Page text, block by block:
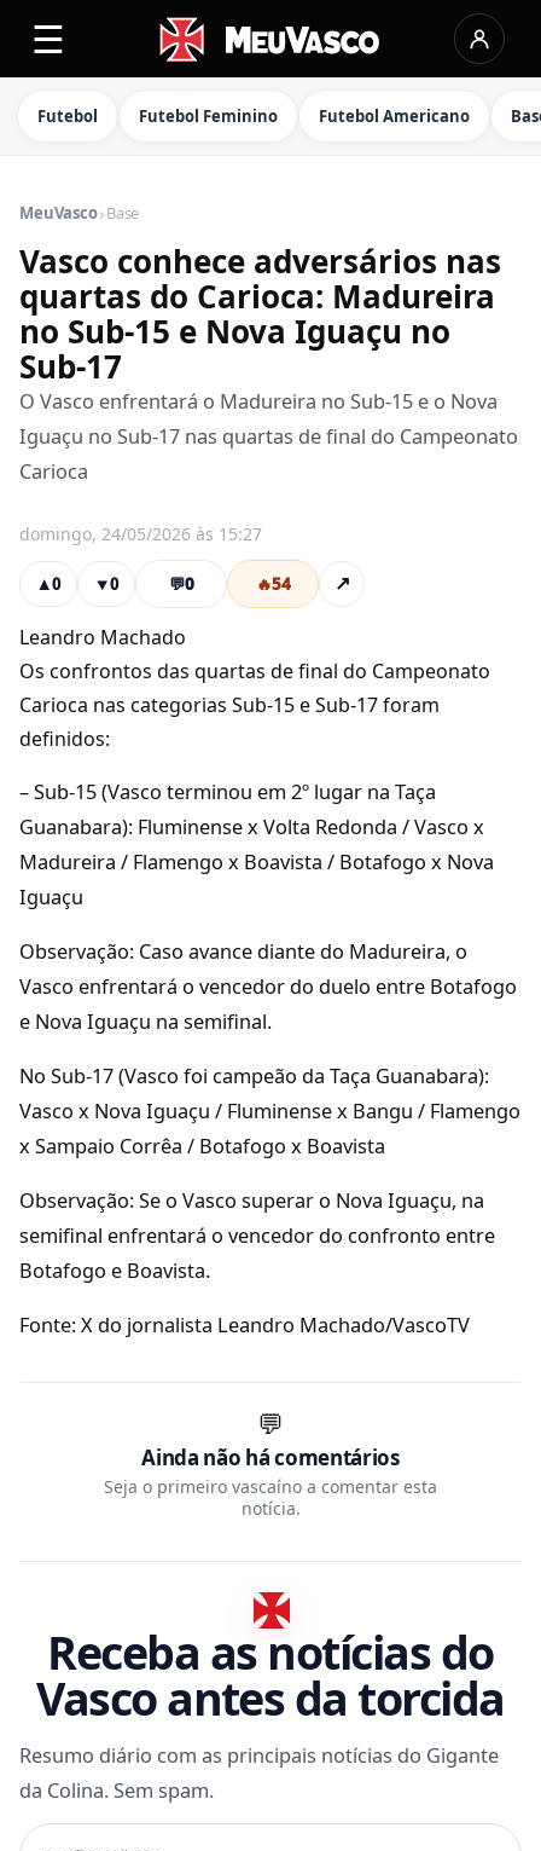
☰
Futebol Futebol Feminino Futebol Americano
MeuVasco›Base
Vasco conhece adversários nas
quartas do Carioca: Madureira
no Sub-15 e Nova Iguaçu no
Sub-17
O Vasco enfrentará o Madureira no Sub-15 e o Nova
Iguaçu no Sub-17 nas quartas de final do Campeonato
Carioca
domingo, 24/05/2026 às 15:27
▲0 ▼0 💬0 🔥54 ↗
Leandro Machado
Os confrontos das quartas de final do Campeonato
Carioca nas categorias Sub-15 e Sub-17 foram
definidos:
– Sub-15 (Vasco terminou em 2º lugar na Taça
Guanabara): Fluminense x Volta Redonda / Vasco x
Madureira / Flamengo x Boavista / Botafogo x Nova
Iguaçu
Observação: Caso avance diante do Madureira, o
Vasco enfrentará o vencedor do duelo entre Botafogo
e Nova Iguaçu na semifinal.
No Sub-17 (Vasco foi campeão da Taça Guanabara):
Vasco x Nova Iguaçu / Fluminense x Bangu / Flamengo
x Sampaio Corrêa / Botafogo x Boavista
Observação: Se o Vasco superar o Nova Iguaçu, na
semifinal enfrentará o vencedor do confronto entre
Botafogo e Boavista.
Fonte: X do jornalista Leandro Machado/VascoTV
💬
Ainda não há comentários
Seja o primeiro vascaíno a comentar esta
notícia.
Receba as notícias do
Vasco antes da torcida
Resumo diário com as principais notícias do Gigante
da Colina. Sem spam.
Seu e-mail